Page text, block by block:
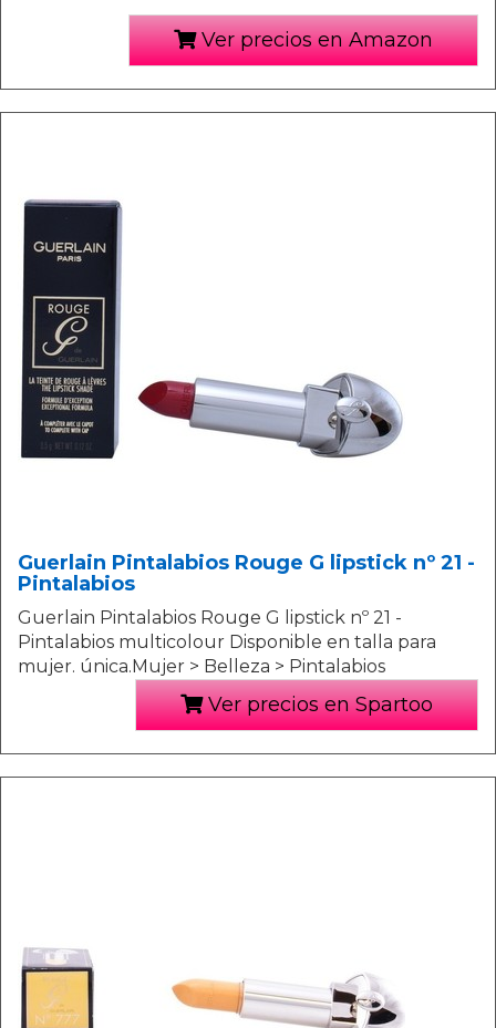
Ver precios en Amazon
Guerlain Pintalabios Rouge G lipstick nº 21 -
Pintalabios
Guerlain Pintalabios Rouge G lipstick nº 21 -
Pintalabios multicolour Disponible en talla para
mujer. única.Mujer > Belleza > Pintalabios
Ver precios en Spartoo